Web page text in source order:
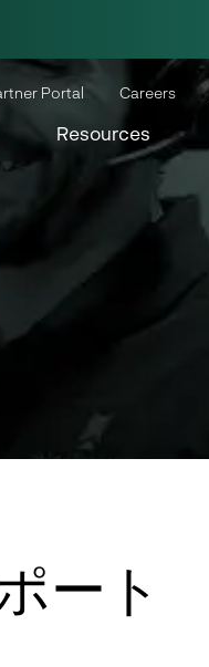
Portal Careers
Resources
ート